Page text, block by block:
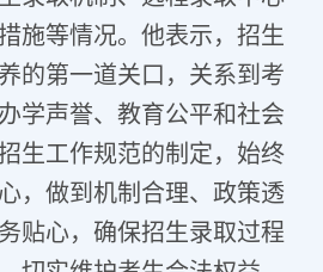
施等情况。他表示，招生
的第一道关口，关系到考
学声誉、教育公平和社会
生工作规范的制定，始终
，做到机制合理、政策透
贴心，确保招生录取过程